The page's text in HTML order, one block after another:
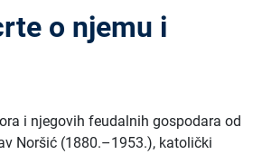
o njemu i
i njegovih feudalnih gospodara od
Noršić (1880.–1953.), katolički